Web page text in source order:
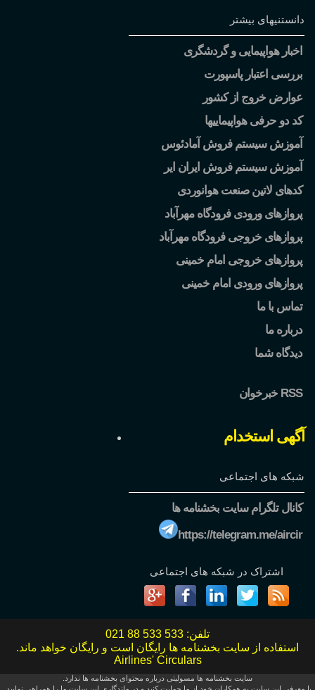
دانستنیهای بیشتر
اخبار هواپیمایی و گردشگری
بررسی اعتبار پاسپورت
عوارض خروج از کشور
کد دو حرفی هواپیماییها
آموزش سیستم فروش آمادئوس
آموزش سیستم فروش ایران ایر
کدهای لاتین صنعت هوانوردی
پروازهای ورودی فرودگاه مهرآباد
پروازهای خروجی فرودگاه مهرآباد
پروازهای خروجی امام خمینی
پروازهای ورودی امام خمینی
تماس با ما
درباره ما
دیدگاه شما
خبرخوان RSS
آگهی استخدام
شبکه های اجتماعی
کانال تلگرام سایت بخشنامه ها
https://telegram.me/aircir
اشتراک در شبکه های اجتماعی
تلفن: 021 88 533 533
استفاده از سایت بخشنامه ها رایگان است و رایگان خواهد ماند.
Airlines' Circulars
سایت بخشنامه ها مسولیتی درباره محتوای بخشنامه ها ندارد.